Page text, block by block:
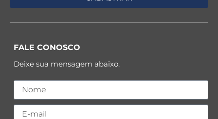
FALE CONOSCO
Deixe sua mensagem abaixo.